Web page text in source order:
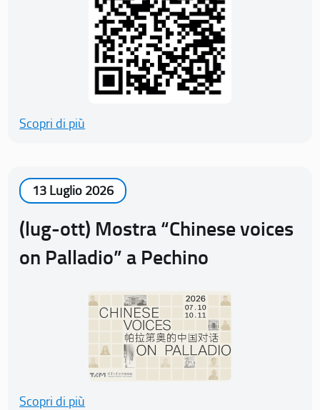
Scopri di più
13 Luglio 2026
(lug-ott) Mostra “Chinese voices
on Palladio” a Pechino
Scopri di più